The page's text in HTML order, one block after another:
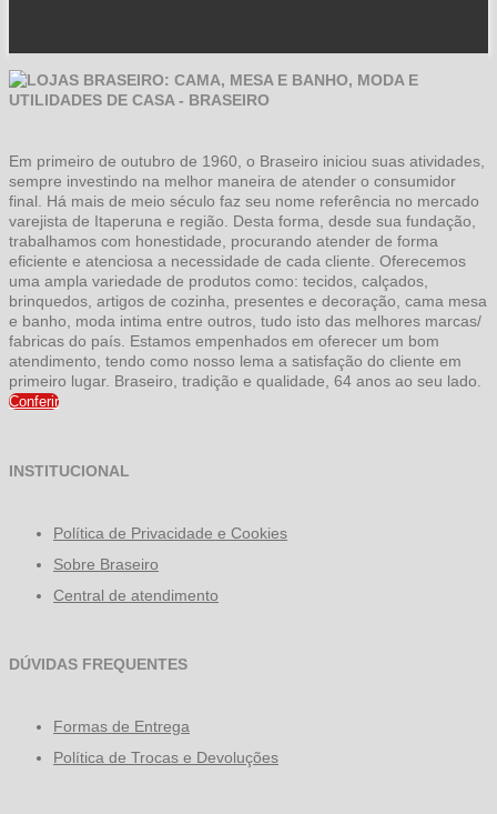
Em primeiro de outubro de 1960, o Braseiro iniciou suas atividades,
sempre investindo na melhor maneira de atender o consumidor
final. Há mais de meio século faz seu nome referência no mercado
varejista de Itaperuna e região. Desta forma, desde sua fundação,
trabalhamos com honestidade, procurando atender de forma
eficiente e atenciosa a necessidade de cada cliente. Oferecemos
uma ampla variedade de produtos como: tecidos, calçados,
brinquedos, artigos de cozinha, presentes e decoração, cama mesa
e banho, moda intima entre outros, tudo isto das melhores marcas/
fabricas do país. Estamos empenhados em oferecer um bom
atendimento, tendo como nosso lema a satisfação do cliente em
primeiro lugar. Braseiro, tradição e qualidade, 64 anos ao seu lado.
Conferir
INSTITUCIONAL
Política de Privacidade e Cookies
Sobre Braseiro
Central de atendimento
DÚVIDAS FREQUENTES
Formas de Entrega
Política de Trocas e Devoluções